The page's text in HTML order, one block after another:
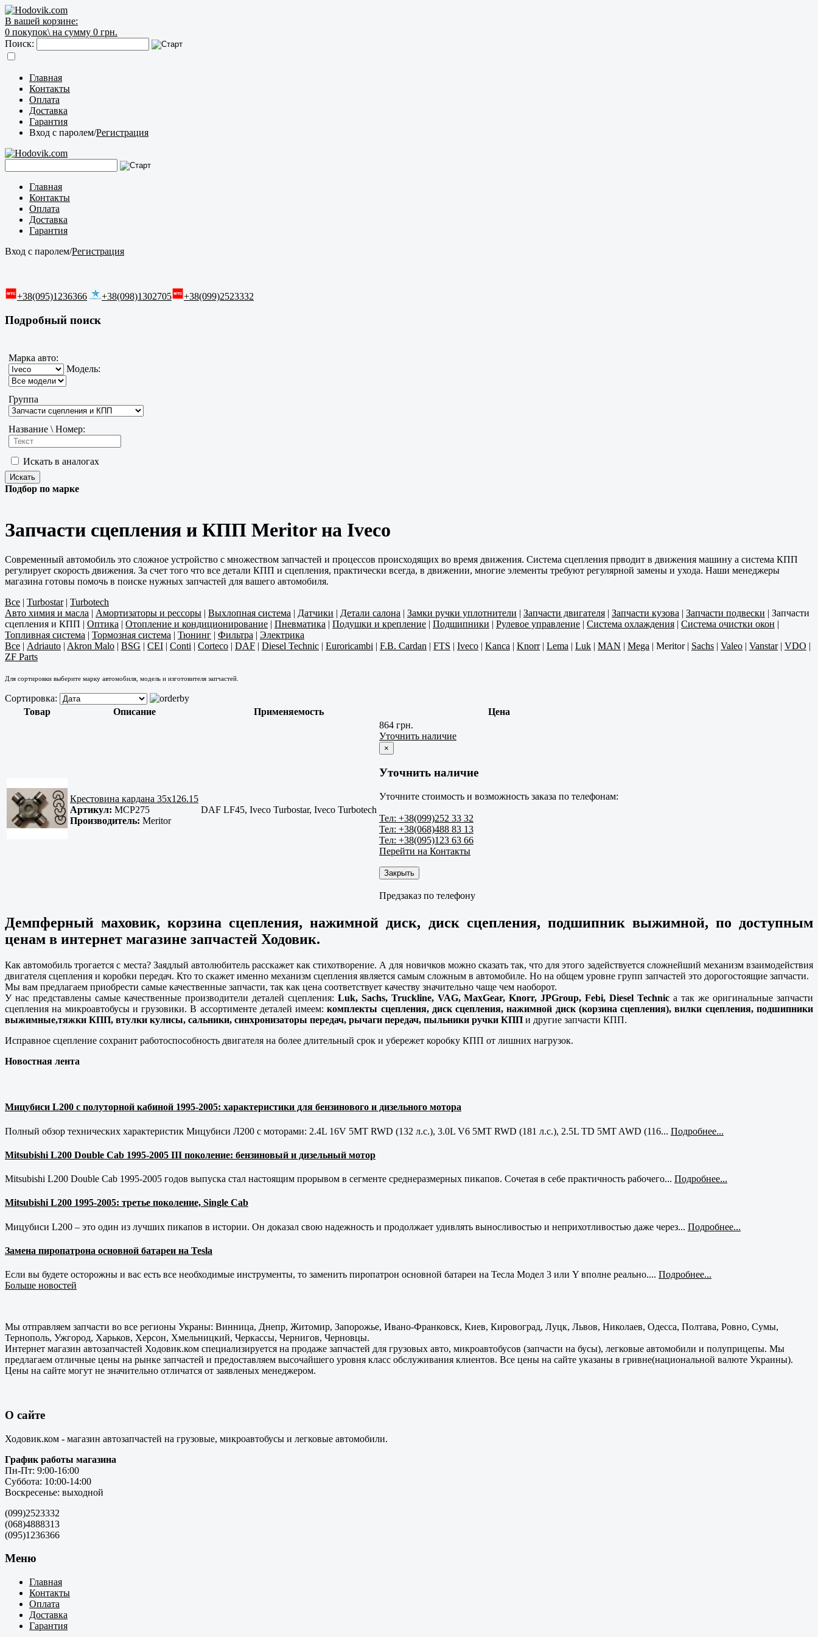
В вашей корзине:
0 покупок\ на сумму 0 грн.
Поиск:
Главная
Контакты
Оплата
Доставка
Гарантия
Вход с паролем/Регистрация
Главная
Контакты
Оплата
Доставка
Гарантия
Вход с паролем/Регистрация
+38(095)1236366 +38(098)1302705 +38(099)2523332
Подробный поиск
Марка авто:
Модель:
Группа
Название \ Номер:
Искать в аналогах
Подбор по марке
Запчасти сцепления и КПП Meritor на Iveco
Современный автомобиль это сложное устройство с множеством запчастей и процессов происходящих во время движения. Система сцепления прводит в движения машину а система КПП
регулирует скорость движения. За счет того что все детали КПП и сцепления, практически всегда, в движении, многие элементы требуют регулярной замены и ухода. Наши менеджеры
магазина готовы помочь в поиске нужных запчастей для вашего автомобиля.
Все | Turbostar| Turbotech
Авто химия и масла | Амортизаторы и рессоры | Выхлопная система | Датчики | Детали салона | Замки ручки уплотнители | Запчасти двигателя | Запчасти кузова | Запчасти подвески | Запчасти
сцепления и КПП | Оптика | Отопление и кондиционирование | Пневматика | Подушки и крепление | Подшипники | Рулевое управление | Система охлаждения | Система очистки окон |
Топливная система | Тормозная система | Тюнинг | Фильтра | Электрика
Все | Adriauto | Akron Malo | BSG | CEI | Conti | Corteco | DAF | Diesel Technic | Euroricambi | F.B. Cardan | FTS | Iveco | Kanca | Knorr| Lema | Luk | MAN | Mega | Meritor| Sachs | Valeo | Vanstar| VDO |
ZF Parts
Для сортировки выберите марку автомобиля, модель и изготовителя запчастей.
Сортировка:
Товар
Описание Применяемость Цена
Крестовина кардана 35x126.15
Артикул: MCP275
Производитель: Meritor
DAF LF45, Iveco Turbostar, Iveco Turbotech
864 грн.
Уточнить наличие
×
Уточнить наличие
Уточните стоимость и возможность заказа по телефонам:
Тел: +38(099)252 33 32
Тел: +38(068)488 83 13
Тел: +38(095)123 63 66
Перейти на Контакты
Закрыть
Предзаказ по телефону
Демпферный маховик, корзина сцепления, нажимной диск, диск сцепления, подшипник выжимной, по доступным
ценам в интернет магазине запчастей Ходовик.
Как автомобиль трогается с места? Заядлый автолюбитель расскажет как стихотворение. А для новичков можно сказать так, что для этого задействуется сложнейший механизм взаимодействия
двигателя сцепления и коробки передач. Кто то скажет именно механизм сцепления является самым сложным в автомобиле. Но на общем уровне групп запчастей это дорогостоящие запчасти.
Мы вам предлагаем приобрести самые качественные запчасти, так как цена соответствует качеству значительно чаще чем наоборот.
У нас представлены самые качественные производители деталей сцепления: Luk, Sachs, Truckline, VAG, MaxGear, Knorr, JPGroup, Febi, Diesel Technic а так же оригинальные запчасти
сцепления на микроавтобусы и грузовики. В ассортименте деталей имеем:комплекты сцепления, диск сцепления, нажимной диск (корзина сцепления), вилки сцепления, подшипники
выжимные,тяжки КПП, втулки кулисы, сальники, синхронизаторы передач, рычаги передач, пыльники ручки КПП и другие запчасти КПП.
Исправное сцепление сохранит работоспособность двигателя на более длительный срок и убережет коробку КПП от лишних нагрузок.
Новостная лента
Мицубиси L200 с полуторной кабиной 1995-2005: характеристики для бензинового и дизельного мотора
Полный обзор технических характеристик Мицубиси Л200 с моторами: 2.4L 16V 5MT RWD (132 л.с.), 3.0L V6 5MT RWD (181 л.с.), 2.5L TD 5MT AWD (116... Подробнее...
Mitsubishi L200 Double Cab 1995-2005 III поколение: бензиновый и дизельный мотор
Mitsubishi L200 Double Cab 1995-2005 годов выпуска стал настоящим прорывом в сегменте среднеразмерных пикапов. Сочетая в себе практичность рабочего... Подробнее...
Mitsubishi L200 1995-2005: третье поколение, Single Cab
Мицубиси L200 – это один из лучших пикапов в истории. Он доказал свою надежность и продолжает удивлять выносливостью и неприхотливостью даже через... Подробнее...
Замена пиропатрона основной батареи на Tesla
Если вы будете осторожны и вас есть все необходимые инструменты, то заменить пиропатрон основной батареи на Тесла Модел 3 или Y вполне реально.... Подробнее...
Больше новостей
Мы отправляем запчасти во все регионы Украны: Винница, Днепр, Житомир, Запорожье, Ивано-Франковск, Киев, Кировоград, Луцк, Львов, Николаев, Одесса, Полтава, Ровно, Сумы,
Тернополь, Ужгород, Харьков, Херсон, Хмельницкий, Черкассы, Чернигов, Черновцы.
Интернет магазин автозапчастей Ходовик.ком специализируется на продаже запчастей для грузовых авто, микроавтобусов (запчасти на бусы), легковые автомобили и полуприцепы. Мы
предлагаем отличные цены на рынке запчастей и предоставляем высочайшего уровня класс обслуживания клиентов. Все цены на сайте указаны в гривне(национальной валюте Украины).
Цены на сайте могут не значительно отличатся от заявленых менеджером.
О сайте
Ходовик.ком - магазин автозапчастей на грузовые, микроавтобусы и легковые автомобили.
График работы магазина
Пн-Пт: 9:00-16:00
Суббота: 10:00-14:00
Воскресенье: выходной
(099)2523332
(068)4888313
(095)1236366
Меню
Главная
Контакты
Оплата
Доставка
Гарантия